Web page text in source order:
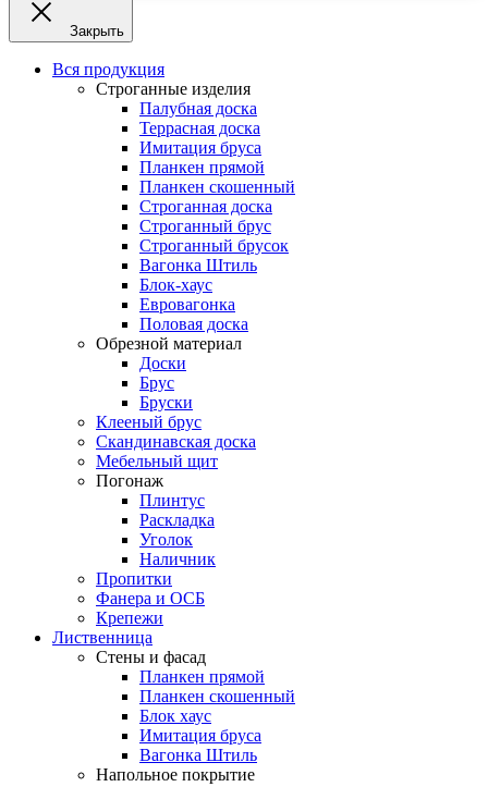
Закрыть
Вся продукция
Строганные изделия
Палубная доска
Террасная доска
Имитация бруса
Планкен прямой
Планкен скошенный
Строганная доска
Строганный брус
Строганный брусок
Вагонка Штиль
Блок-хаус
Евровагонка
Половая доска
Обрезной материал
Доски
Брус
Бруски
Клееный брус
Скандинавская доска
Мебельный щит
Погонаж
Плинтус
Раскладка
Уголок
Наличник
Пропитки
Фанера и ОСБ
Крепежи
Лиственница
Стены и фасад
Планкен прямой
Планкен скошенный
Блок хаус
Имитация бруса
Вагонка Штиль
Напольное покрытие